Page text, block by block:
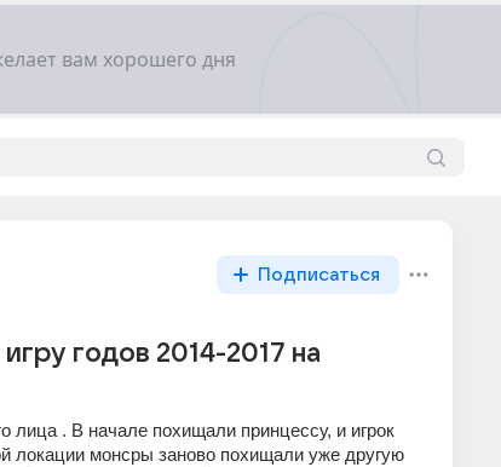
Подписаться
годов 2014-2017 на
лица . В начале похищали принцессу, и игрок
локации монсры заново похищали уже другую